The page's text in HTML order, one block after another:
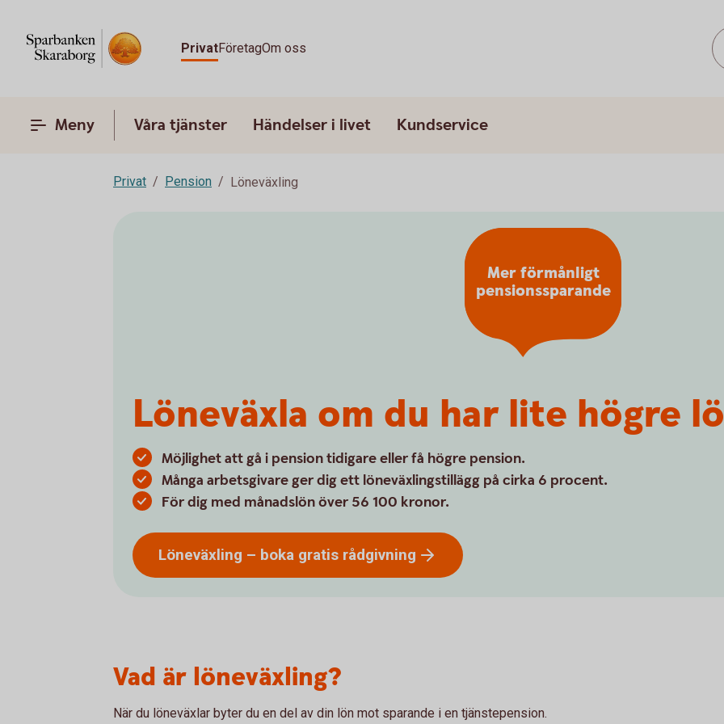
PrivatFöretagOm oss
Meny Våra tjänster Händelser i livet Kundservice
Privat Pension Löneväxling
Löneväxla om du har lite högre
Möjlighet att gå i pension tidigare eller få högre pension.
Många arbetsgivare ger dig ett löneväxlingstillägg på cirka 6 procent.
För dig med månadslön över 56 100 kronor.
Löneväxling – boka gratis rådgivning
Mer förmånligt
pensionssparande
Vad är löneväxling?
När du löneväxlar byter du en del av din lön mot sparande i en tjänstepension.